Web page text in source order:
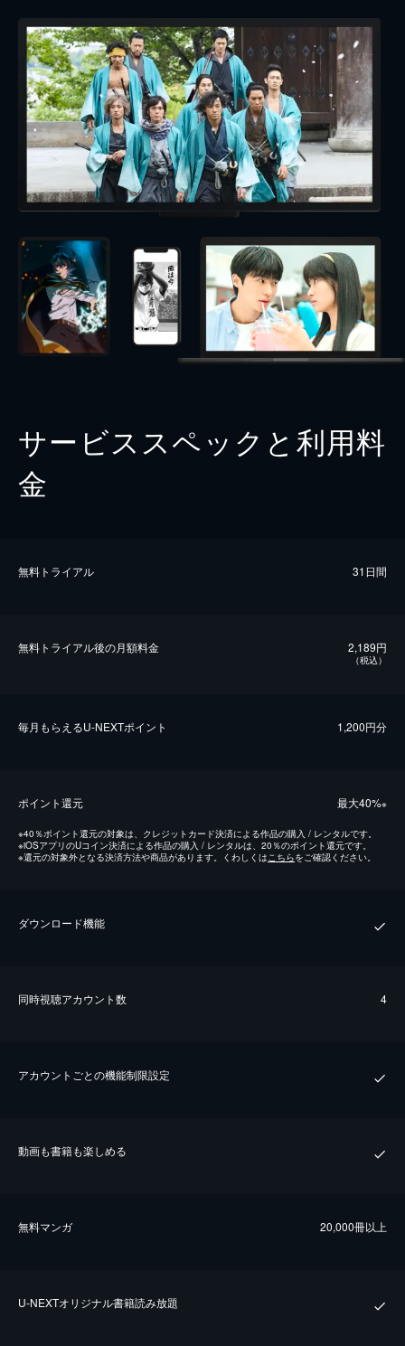
サービススペックと利用料
金
無料トライアル 31日間
無料トライアル後の⽉額料金 2,189円
（税込）
毎⽉もらえるU-NEXTポイント 1,200円分
ポイント還元 最⼤40%※
※40％ポイント還元の対象は、クレジットカード決済による作品の購入 / レンタルです。
※iOSアプリのUコイン決済による作品の購入 / レンタルは、20％のポイント還元です。
※還元の対象外となる決済方法や商品があります。くわしくはこちらをご確認ください。
ダウンロード機能
同時視聴アカウント数 4
アカウントごとの機能制限設定
動画も書籍も楽しめる
無料マンガ 20,000冊以上
U-NEXTオリジナル書籍読み放題